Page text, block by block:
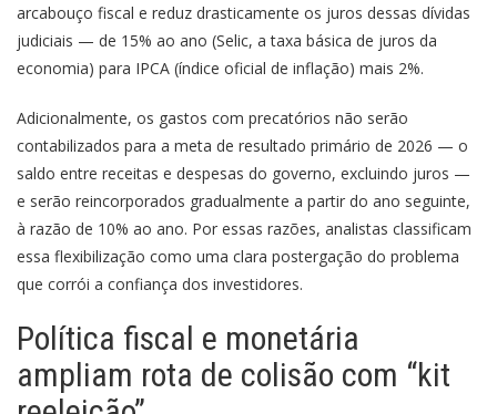
arcabouço fiscal e reduz drasticamente os juros dessas dívidas
judiciais — de 15% ao ano (Selic, a taxa básica de juros da
economia) para IPCA (índice oficial de inflação) mais 2%.
Adicionalmente, os gastos com precatórios não serão
contabilizados para a meta de resultado primário de 2026 — o
saldo entre receitas e despesas do governo, excluindo juros —
e serão reincorporados gradualmente a partir do ano seguinte,
à razão de 10% ao ano. Por essas razões, analistas classificam
essa flexibilização como uma clara postergação do problema
que corrói a confiança dos investidores.
Política fiscal e monetária
ampliam rota de colisão com “kit